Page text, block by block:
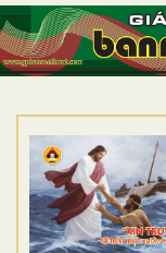
TRANG NHẤT
GIỚI THIỆU
DÒNG TU
BAN MỤC VỤ
ĐOÀN THỂ CG